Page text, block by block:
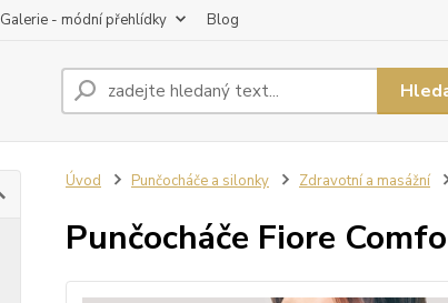
Galerie - módní přehlídky Blog
Úvod Punčocháče a silonky Zdravotní a masážní
Punčocháče Fiore